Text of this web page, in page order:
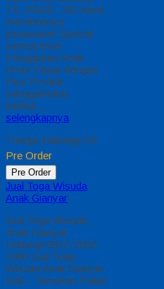
Situbondo Jawa
Timur – Temukan
Paket Promosi toga
wisuda anak komplet
pada harga paling
murah dan memiliki
kualitas terbaik, kami
kasih untuk sekolah
TK, PAUD , SD Kami
memberinya
semua level
Pengajaran Anak
Umur Dasar dengan
Fitur Produk
sebagaimana berikut :
Kain…selengkapnya
*Harga Hubungi CS
Pre Order
Pre Order
Jual Toga Wisuda
Anak Toba Samosir